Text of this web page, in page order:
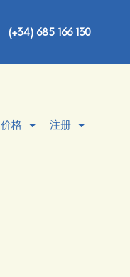
(+34) 685 166 130
价格 注册